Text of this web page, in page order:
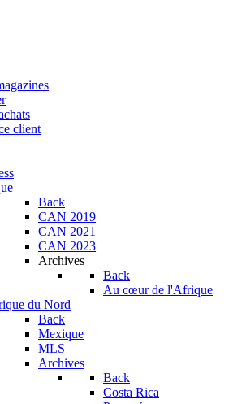
client
Back
CAN 2019
CAN 2021
CAN 2023
Archives
Back
Au cœur de l'Afrique
du Nord
Back
Mexique
MLS
Archives
Back
Costa Rica